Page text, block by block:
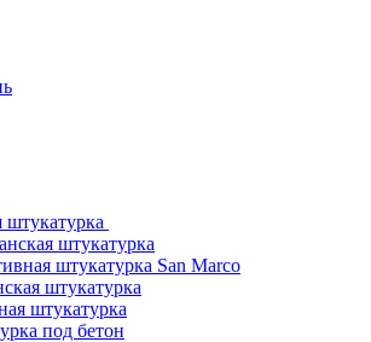
штукатурка
штукатурка
штукатурка San Marco
штукатурка
штукатурка
под бетон